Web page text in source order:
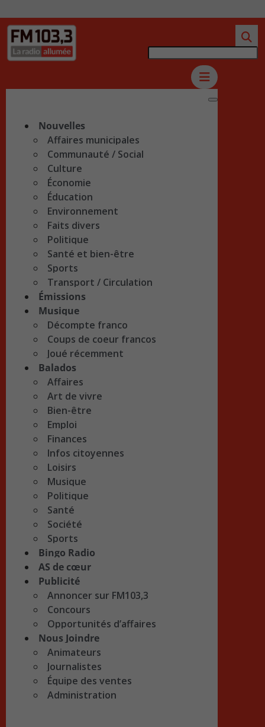
Nouvelles
Affaires municipales
Communauté / Social
Culture
Économie
Éducation
Environnement
Faits divers
Politique
Santé et bien-être
Sports
Transport / Circulation
Émissions
Musique
Décompte franco
Coups de coeur francos
Joué récemment
Balados
Affaires
Art de vivre
Bien-être
Emploi
Finances
Infos citoyennes
Loisirs
Musique
Politique
Santé
Société
Sports
Bingo Radio
AS de cœur
Publicité
Annoncer sur FM103,3
Concours
Opportunités d’affaires
Nous Joindre
Animateurs
Journalistes
Équipe des ventes
Administration